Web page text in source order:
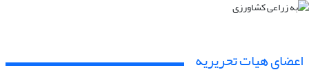
اعضای هیات تحریریه